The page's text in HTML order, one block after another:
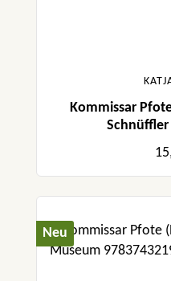
Kommissar
Neu